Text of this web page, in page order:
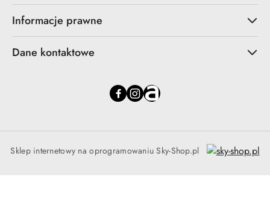
Informacje prawne
Dane kontaktowe
Sklep internetowy na oprogramowaniu Sky-Shop.pl